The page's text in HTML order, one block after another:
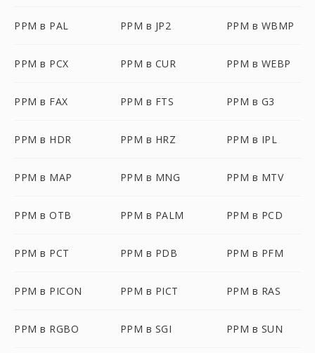
PPM в PAL PPM в JP2 PPM в WBMP
PPM в PCX PPM в CUR PPM в WEBP
PPM в FAX PPM в FTS PPM в G3
PPM в HDR PPM в HRZ PPM в IPL
PPM в MAP PPM в MNG PPM в MTV
PPM в OTB PPM в PALM PPM в PCD
PPM в PCT PPM в PDB PPM в PFM
PPM в PICON PPM в PICT PPM в RAS
PPM в RGBO PPM в SGI PPM в SUN